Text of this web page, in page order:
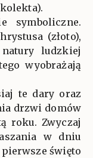
symboliczne.
(złoto),
natury ludzkiej
wyobrażają
te dary oraz
drzwi domów
roku. Zwyczaj
w dniu
święto